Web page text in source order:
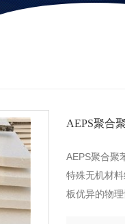
AEPS聚合
AEPS聚合聚
特殊无机材
板优异的物理